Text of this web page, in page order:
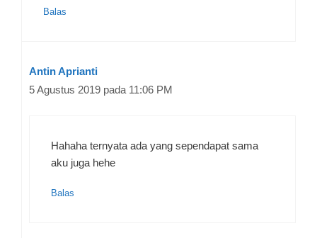
Balas
Antin Aprianti
5 Agustus 2019 pada 11:06 PM
Hahaha ternyata ada yang sependapat sama
aku juga hehe
Balas